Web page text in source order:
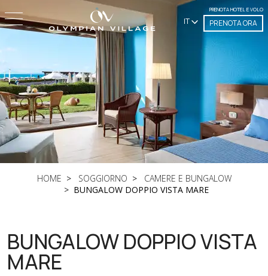
IT
PRENOTA HOTEL E VOLO
PRENOTA ORA
HOME SOGGIORNO
CAMERE E BUNGALOW
BUNGALOW DOPPIO VISTA MARE
BUNGALOW DOPPIO VISTA
MARE